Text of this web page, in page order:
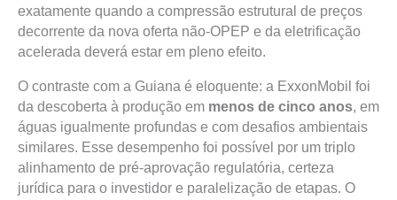
exatamente quando a compressão estrutural de preços
decorrente da nova oferta não-OPEP e da eletrificação
acelerada deverá estar em pleno efeito.
O contraste com a Guiana é eloquente: a ExxonMobil foi
da descoberta à produção em menos de cinco anos, em
águas igualmente profundas e com desafios ambientais
similares. Esse desempenho foi possível por um triplo
alinhamento de pré-aprovação regulatória, certeza
jurídica para o investidor e paralelização de etapas. O